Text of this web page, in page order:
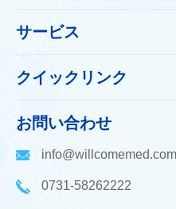
サービス
クイックリンク
お問い合わせ
info@willcomemed.com
0731-58262222